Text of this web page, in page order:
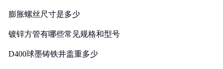
膨胀螺丝尺寸是多少
镀锌方管有哪些常见规格和型号
D400球墨铸铁井盖重多少